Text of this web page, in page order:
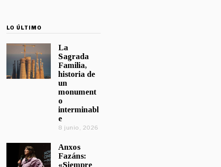
LO ÚLTIMO
La
Sagrada
Familia,
historia de
un
monument
o
interminabl
e
8 junio, 2026
Anxos
Fazáns:
«Siempre